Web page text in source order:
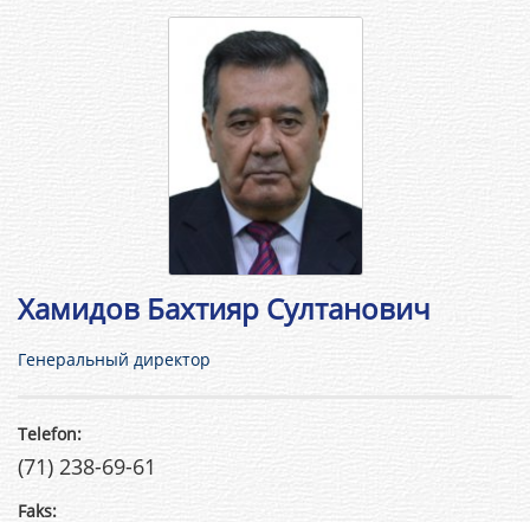
Хамидов Бахтияр Султанович
Генеральный директор
Telefon:
(71) 238-69-61
Faks: